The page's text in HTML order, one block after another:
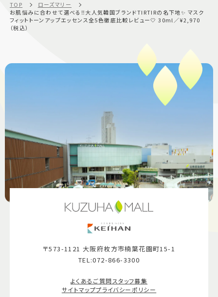
TOP
ローズマリー
お肌悩みに合わせて選べる‼️大人気韓国ブランドTIRTIRの名下地✨ マスク
フィットトーンアップエッセンス全5色徹底比較レビュー🤍 30ml／¥2,970
（税込）
〒573-1121 大阪府枚方市楠葉花園町15-1
TEL:072-866-3300
よくあるご質問スタッフ募集
サイトマッププライバシーポリシー